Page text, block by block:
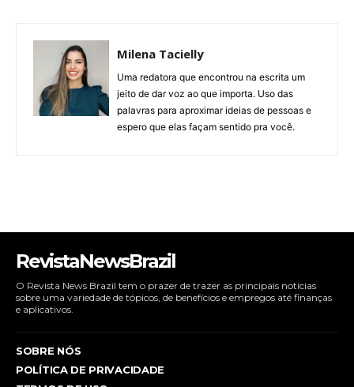
Milena Tacielly
Uma redatora que encontrou na escrita um
jeito de dar voz ao que importa. Uso das
palavras para aproximar ideias de pessoas e
espero que elas façam sentido pra você.
RevistaNewsBrazil
O Revista News Brazil tem o prazer de trazer as principais notícias
sobre uma variedade de tópicos, de benefícios e empregos até finanças
e aplicativos.
SOBRE NÓS
POLÍTICA DE PRIVACIDADE